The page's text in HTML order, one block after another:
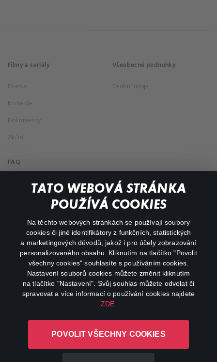
TATO WEBOVÁ STRÁNKA
POUŽÍVÁ COOKIES
Na těchto webových stránkách se používají soubory
cookies či jiné identifikátory z funkčních, statistických
a marketingových důvodů, jakož i pro účely zobrazování
personalizovaného obsahu. Kliknutím na tlačítko "Povolit
všechny cookies" souhlasíte s používáním cookies.
Nastavení souborů cookies můžete změnit kliknutím
na tlačítko "Nastavení". Svůj souhlas můžete odvolat či
spravovat a více informací o používání cookies najdete
ZDE
POVOLIT VŠECHNY COOKIES
Filmy a seriály
Drama
Komedie
Dokumenty
Akční
Všeobecné podmínky
Osobní údaje
FAQ
Můj účet
Důležité odkazy
facebookinstagram
youtube
L-1246 Luxembourg R.C.S.